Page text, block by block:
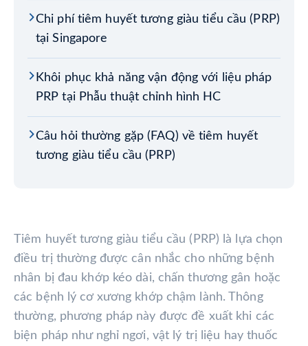
Chi phí tiêm huyết tương giàu tiểu cầu (PRP)
tại Singapore
Khôi phục khả năng vận động với liệu pháp
PRP tại Phẫu thuật chỉnh hình HC
Câu hỏi thường gặp (FAQ) về tiêm huyết
tương giàu tiểu cầu (PRP)
Tiêm huyết tương giàu tiểu cầu (PRP) là lựa chọn
điều trị thường được cân nhắc cho những bệnh
nhân bị đau khớp kéo dài, chấn thương gân hoặc
các bệnh lý cơ xương khớp chậm lành. Thông
thường, phương pháp này được đề xuất khi các
biện pháp như nghỉ ngơi, vật lý trị liệu hay thuốc